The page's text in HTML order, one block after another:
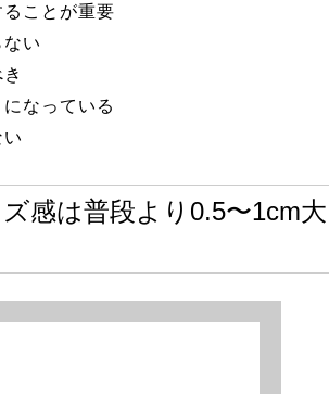
ことが重要
い
なっている
感は普段より0.5〜1cm大